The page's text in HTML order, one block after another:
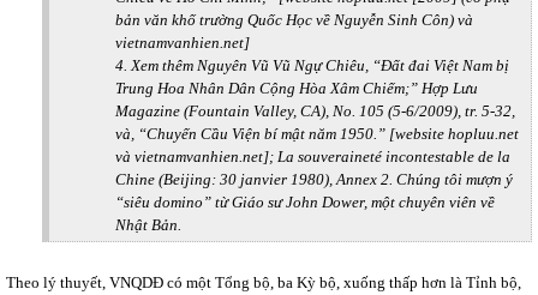
bản văn khố trường Quốc Học về Nguyễn Sinh Côn) và
vietnamvanhien.net]
4. Xem thêm Nguyên Vũ Vũ Ngự Chiêu, “Đất đai Việt Nam bị
Trung Hoa Nhân Dân Cộng Hòa Xâm Chiếm;” Hợp Lưu
Magazine (Fountain Valley, CA), No. 105 (5-6/2009), tr. 5-32,
và, “Chuyến Cầu Viện bí mật năm 1950.” [website hopluu.net
và vietnamvanhien.net]; La souveraineté incontestable de la
Chine (Beijing: 30 janvier 1980), Annex 2. Chúng tôi mượn ý
“siêu domino” từ Giáo sư John Dower, một chuyên viên về
Nhật Bản.
Theo lý thuyết, VNQDĐ có một Tổng bộ, ba Kỳ bộ, xuống thấp hơn là Tỉnh bộ,